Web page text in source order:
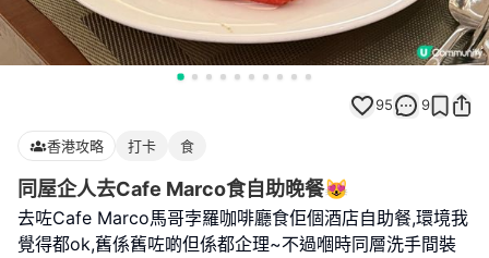
95 9
香港攻略 打卡 食
同屋企人去Cafe Marco食自助晚餐😻
去咗Cafe Marco馬哥孛羅咖啡廳食佢個酒店自助餐,環境我
覺得都ok,舊係舊咗啲但係都企理~不過嗰時同層洗手間裝